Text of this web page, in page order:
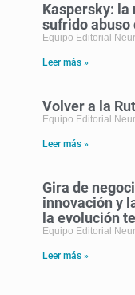
Kaspersky: la
sufrido abuso
Equipo Editorial
Leer más »
Volver a la
Equipo Editorial
Leer más »
Gira de
innovación y
la evolución
Equipo Editorial
Leer más »